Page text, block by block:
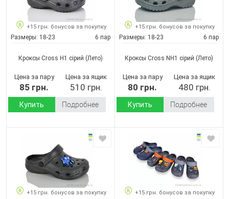
+15 грн. бонусов за покупку
Размеры: 18-23 6 пар
Кроксы Cross H1 сірий (Лето)
Цена за пару
85 грн.
Цена за ящик
510 грн.
Купить Подробнее
+15 грн. бонусов за покупку
Размеры: 18-23 6 пар
Кроксы Cross NH1 сірий (Лето)
Цена за пару
80 грн.
Цена за ящик
480 грн.
Купить Подробнее
+15 грн. бонусов за покупку +15 грн. бонусов за покупку